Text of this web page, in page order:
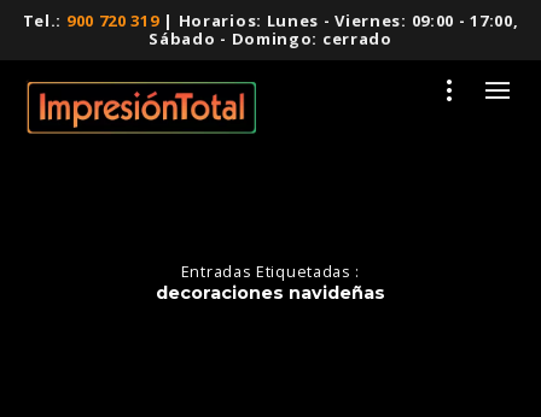
Tel.: 900 720 319| Horarios: Lunes - Viernes: 09:00 - 17:00,
Sábado - Domingo: cerrado
Entradas Etiquetadas :
decoraciones navideñas